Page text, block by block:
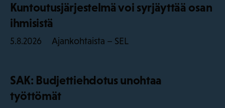
Kuntoutusjärjestelmä voi syrjäyttää osan
ihmisistä
5.8.2026 Ajankohtaista – SEL
SAK: Budjettiehdotus unohtaa
työttömät